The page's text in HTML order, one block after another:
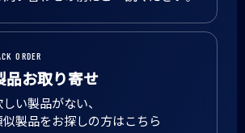
ORDER
品お取り寄せ
い製品がない、
似製品をお探しの方はこちら